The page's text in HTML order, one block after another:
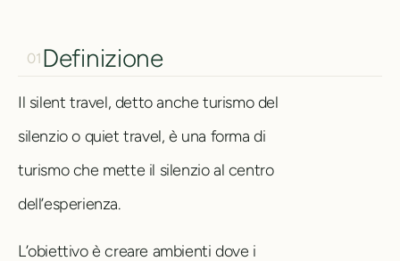
01 Definizione
Il silent travel, detto anche turismo del
silenzio o quiet travel, è una forma di
turismo che mette il silenzio al centro
dell’esperienza.
L’obiettivo è creare ambienti dove i